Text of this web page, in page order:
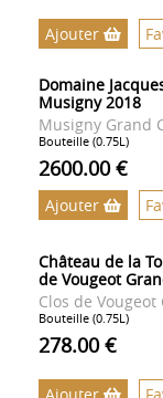
Ajouter
Domaine
Musigny 2018
Musigny Grand
Bouteille (0.75L)
2600.00 €
Ajouter
Château de la
de Vougeot
Clos de Vougeot
Bouteille (0.75L)
278.00 €